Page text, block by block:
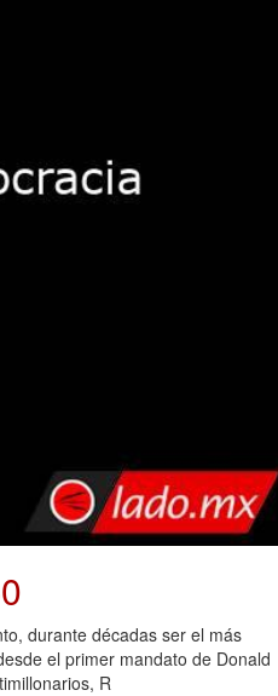
durante décadas ser el más
el primer mandato de Donald
R